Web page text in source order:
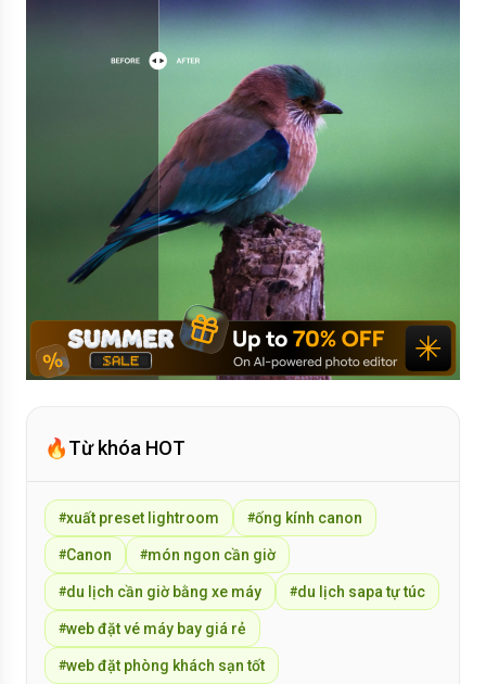
🔥Từ khóa HOT
#xuất preset lightroom #ống kính canon
#Canon #món ngon cần giờ
#du lịch cần giờ bằng xe máy #du lịch sapa tự túc
#web đặt vé máy bay giá rẻ
#web đặt phòng khách sạn tốt